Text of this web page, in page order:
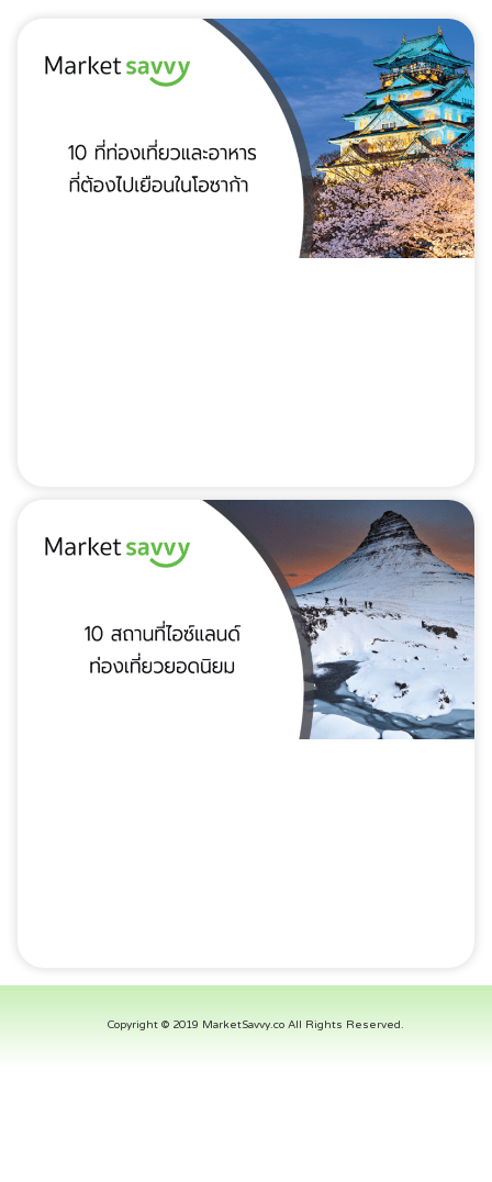
Copyright © 2019 MarketSavvy.co All Rights Reserved.